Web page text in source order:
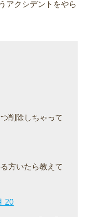
アクシデントをやら
削除しちゃって
方いたら教えて
20